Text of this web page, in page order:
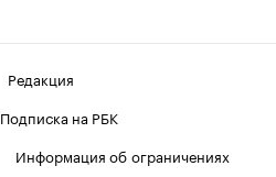
Редакция
Подписка на РБК
Информация об ограничениях